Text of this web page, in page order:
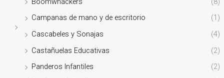
Campanas de mano y de escritorio
(1)
Cascabeles y Sonajas
(4)
Castañuelas Educativas
(2)
Panderos Infantiles
(2)